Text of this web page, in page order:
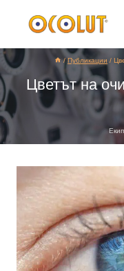
/ Публикации /
Цветът на